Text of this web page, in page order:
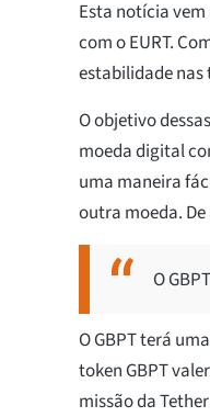
Esta notícia
com o EURT.
estabilidade nas
O objetivo
moeda digital
uma maneira
outra moeda.
O
O GBPT terá
token GBPT
missão da